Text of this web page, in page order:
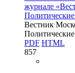
журнале
Вестник
PDF HTML
857